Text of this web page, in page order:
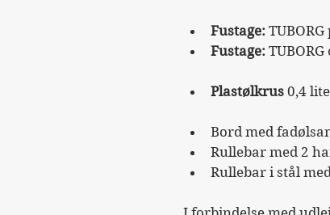
Fustage:
Fustage:
Plastølkrus 0,4
Bord med
Rullebar med 2
Rullebar i stål